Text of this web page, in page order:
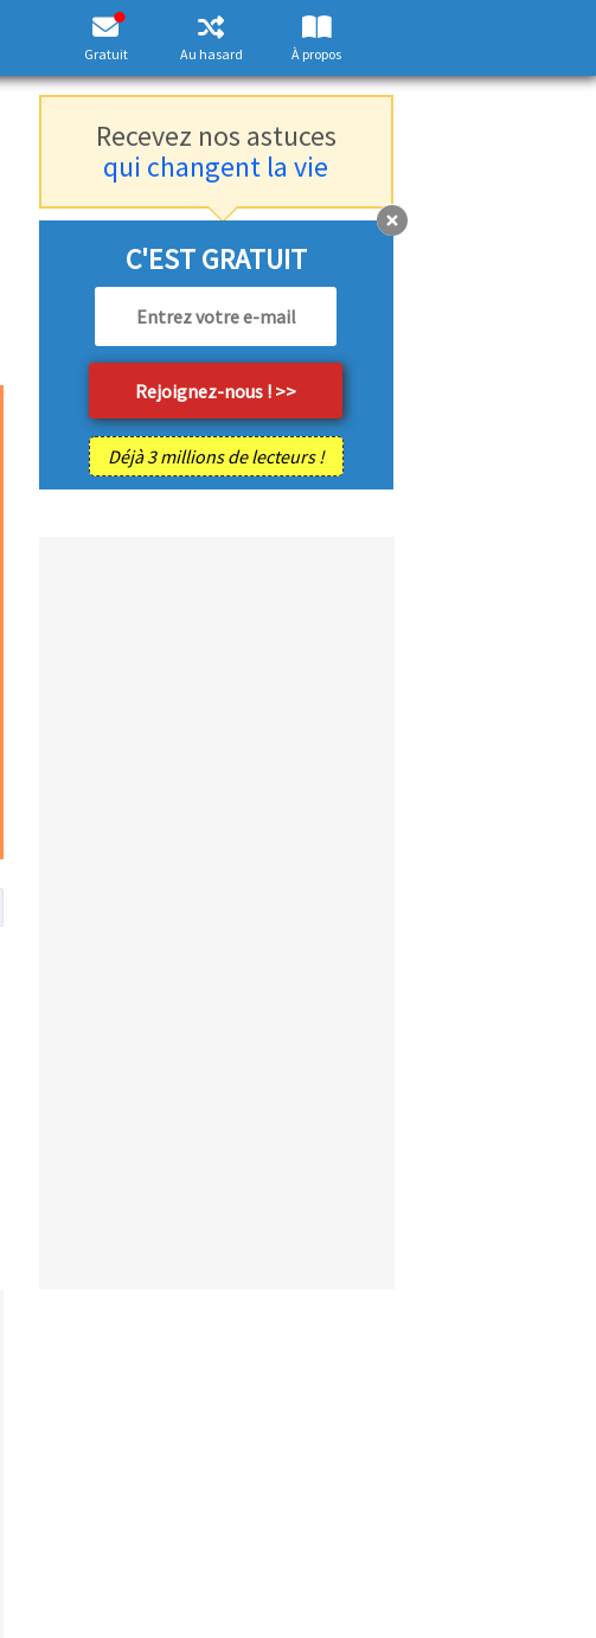
Gratuit Au hasard À propos
Recevez nos astuces
qui changent la vie
C'EST GRATUIT
Déjà 3 millions de lecteurs !